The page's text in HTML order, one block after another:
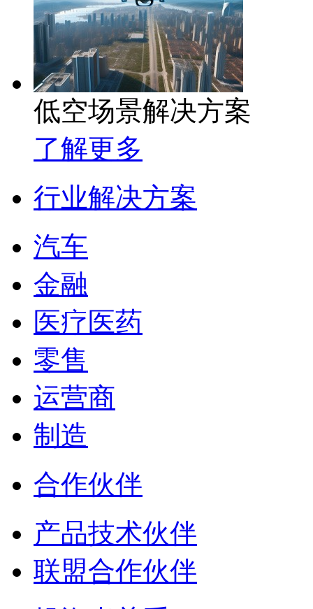
低空场景解决方案
了解更多
行业解决方案
汽车
金融
医疗医药
零售
运营商
制造
合作伙伴
产品技术伙伴
联盟合作伙伴